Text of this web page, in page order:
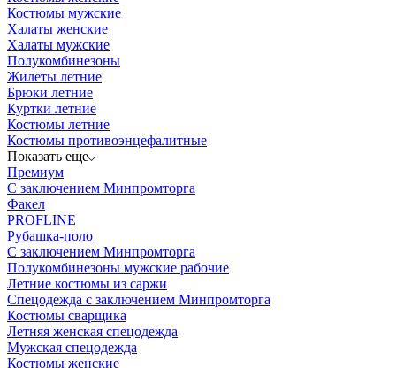
Костюмы мужские
Халаты женские
Халаты мужские
Полукомбинезоны
Жилеты летние
Брюки летние
Куртки летние
Костюмы летние
Костюмы противоэнцефалитные
Показать еще
Премиум
С заключением Минпромторга
Факел
PROFLINE
Рубашка-поло
С заключением Минпромторга
Полукомбинезоны мужские рабочие
Летние костюмы из саржи
Спецодежда с заключением Минпромторга
Костюмы сварщика
Летняя женская спецодежда
Мужская спецодежда
Костюмы женские